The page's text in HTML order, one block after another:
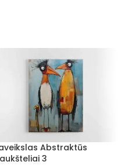
Abstraktūs
3